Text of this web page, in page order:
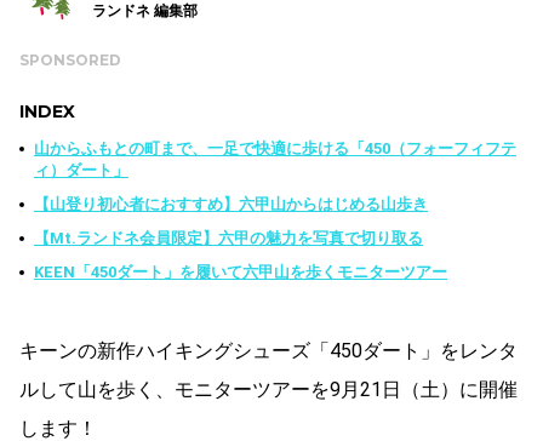
ランドネ 編集部
SPONSORED
INDEX
山からふもとの町まで、一足で快適に歩ける「450（フォーフィフテ
ィ）ダート」
【山登り初心者におすすめ】六甲山からはじめる山歩き
【Mt.ランドネ会員限定】六甲の魅力を写真で切り取る
KEEN「450ダート」を履いて六甲山を歩くモニターツアー
キーンの新作ハイキングシューズ「450ダート」をレンタ
ルして山を歩く、モニターツアーを9月21日（土）に開催
します！